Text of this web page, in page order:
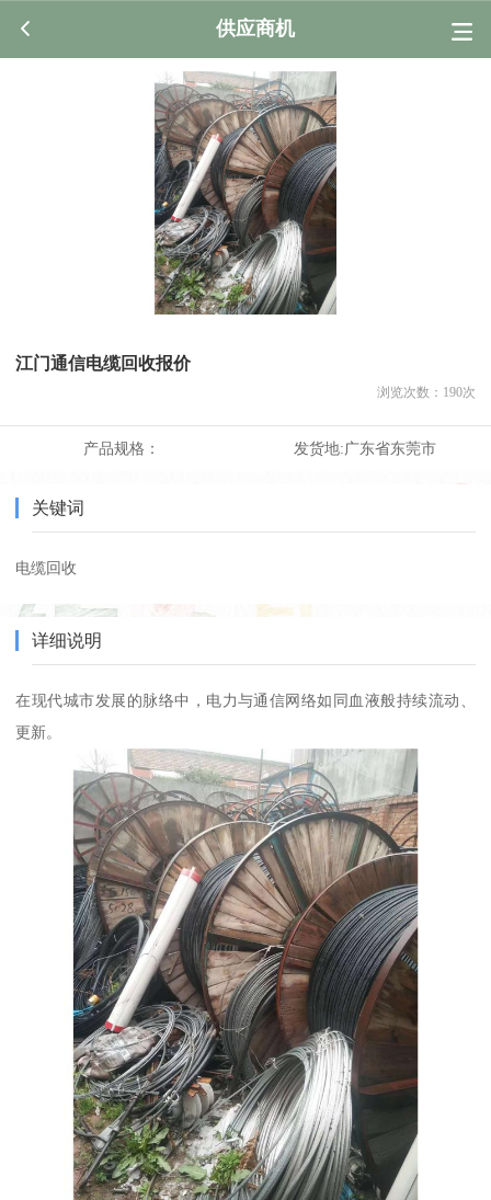
供应商机
江门通信电缆回收报价
浏览次数： 190次
产品规格： 发货地:广东省东莞市
关键词
电缆回收
详细说明
在现代城市发展的脉络中，电力与通信网络如同血液般持续流动、
更新。